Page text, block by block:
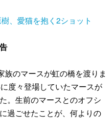
、愛猫を抱く2ショット
のマースが虹の橋を渡りま
度々登場していたマースが
。生前のマースとのオフシ
過ごせたことが、何よりの